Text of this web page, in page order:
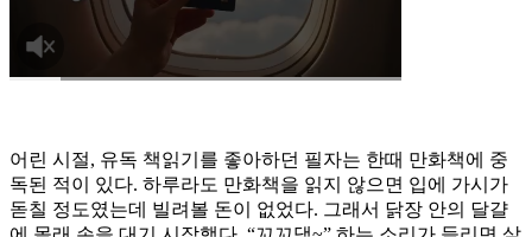
어린 시절, 유독 책읽기를 좋아하던 필자는 한때 만화책에 중
독된 적이 있다. 하루라도 만화책을 읽지 않으면 입에 가시가
돋칠 정도였는데 빌려볼 돈이 없었다. 그래서 닭장 안의 달걀